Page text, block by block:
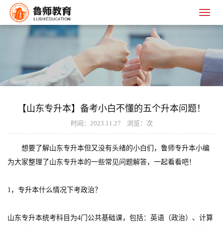
【山东专升本】备考小白不懂的五个升本问题！
时间：2023.11.27 浏览： 次
想要了解山东专升本但又没有头绪的小白们，鲁师专升本小编
为大家整理了山东专升本的一些常见问题解答，一起看看吧！
1，专升本什么情况下考政治？
山东专升本统考科目为4门公共基础课，包括：英语（政治）、计算